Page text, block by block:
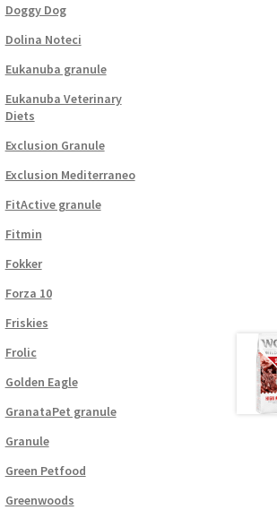
Doggy Dog
Dolina Noteci
Eukanuba granule
Eukanuba Veterinary
Diets
Exclusion Granule
Exclusion Mediterraneo
FitActive granule
Fitmin
Fokker
Forza 10
Friskies
Frolic
Golden Eagle
GranataPet granule
Granule
Green Petfood
Greenwoods